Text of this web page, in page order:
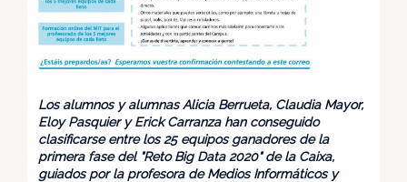
Los alumnos y alumnas Alicia Berrueta, Claudia Mayor,
Eloy Pasquier y Erick Carranza han conseguido
clasificarse entre los 25 equipos ganadores de la
primera fase del "Reto Big Data 2020" de la Caixa,
guiados por la profesora de Medios Informáticos y